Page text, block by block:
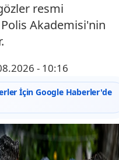
resmi
Akademisi'nin
- 10:16
İçin Google Haberler'de